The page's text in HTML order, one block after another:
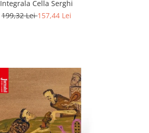
Integrala Cella Serghi
199,32 Lei157,44 Lei